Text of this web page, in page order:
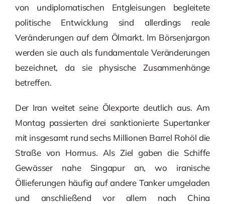
von undiplomatischen Entgleisungen begleitete
politische Entwicklung sind allerdings reale
Veränderungen auf dem Ölmarkt. Im Börsenjargon
werden sie auch als fundamentale Veränderungen
bezeichnet, da sie physische Zusammenhänge
betreffen.
Der Iran weitet seine Ölexporte deutlich aus. Am
Montag passierten drei sanktionierte Supertanker
mit insgesamt rund sechs Millionen Barrel Rohöl die
Straße von Hormus. Als Ziel gaben die Schiffe
Gewässer nahe Singapur an, wo iranische
Öllieferungen häufig auf andere Tanker umgeladen
und anschließend vor allem nach China